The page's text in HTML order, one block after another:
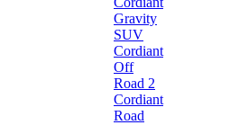
Gravity
SUV
Cordiant
Off
Road 2
Cordiant
Road